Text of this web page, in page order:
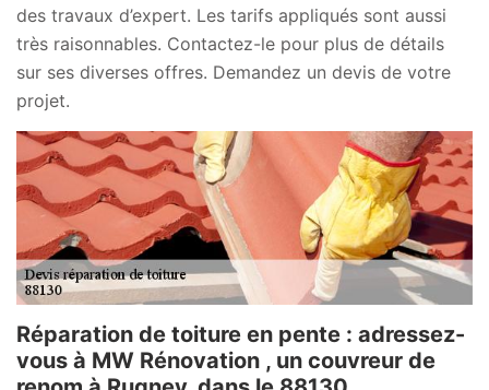
des travaux d’expert. Les tarifs appliqués sont aussi
très raisonnables. Contactez-le pour plus de détails
sur ses diverses offres. Demandez un devis de votre
projet.
Réparation de toiture en pente : adressez-
vous à MW Rénovation , un couvreur de